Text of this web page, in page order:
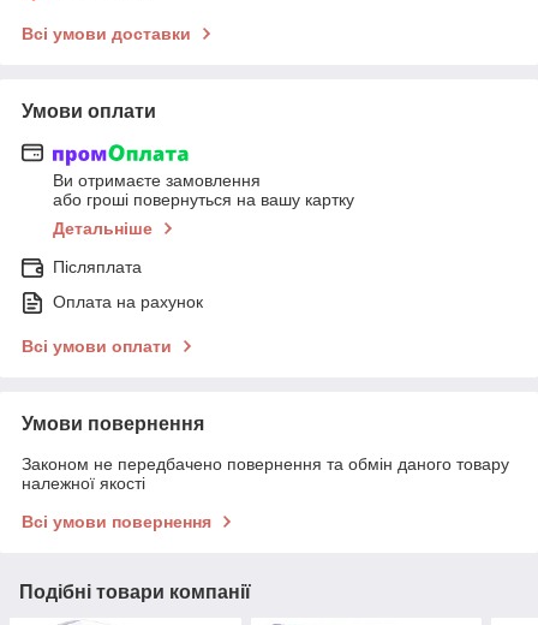
Всі умови доставки
Умови оплати
Ви отримаєте замовлення
або гроші повернуться на вашу картку
Детальніше
Післяплата
Оплата на рахунок
Всі умови оплати
Умови повернення
Законом не передбачено повернення та обмін даного товару
належної якості
Всі умови повернення
Подібні товари компанії